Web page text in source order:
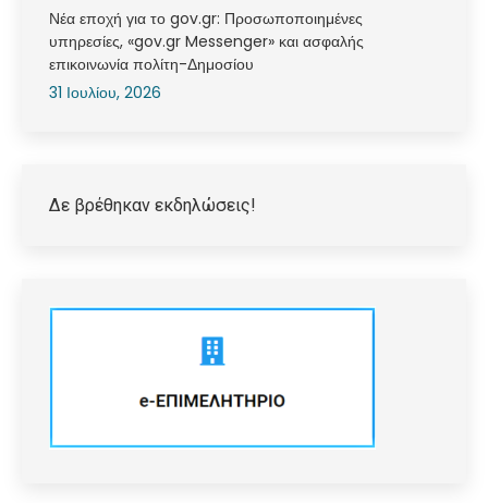
Νέα εποχή για το gov.gr: Προσωποποιημένες
υπηρεσίες, «gov.gr Messenger» και ασφαλής
επικοινωνία πολίτη-Δημοσίου
31 Ιουλίου, 2026
Δε βρέθηκαν εκδηλώσεις!